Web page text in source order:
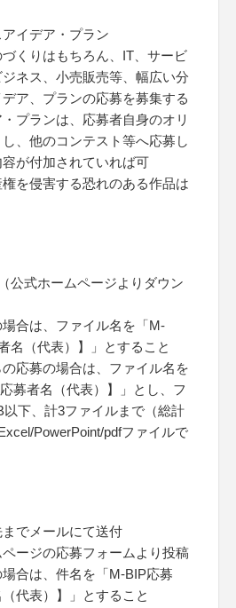
イデア・プラン
くりはもちろん、IT、サービ
ネス、小売販売等、幅広い分
ア、プランの応募を募集する
プランは、応募者自身のオリ
、他のコンテスト等へ応募し
が付加されていれば可
を侵害する恐れのある作品は
公式ホームページよりダウン
合は、ファイル名を「M-
名（代表）】」とすること
応募の場合は、ファイル名を
募者名（代表）】」とし、フ
以下、計3ファイルまで（総計
PowerPoint/pdfファイルで
でメールにて送付
ージの応募フォームより投稿
合は、件名を「M-BIP応募
（代表）】」とすること